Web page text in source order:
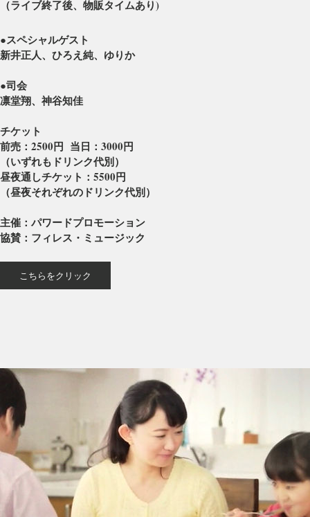
（ライブ終了後、物販タイムあり)
●スペシャルゲスト
新井正人、ひろえ純、ゆりか
●司会
凛堂翔、神谷知佳
チケット
前売：2500円 当日：3000円
（いずれもドリンク代別）
昼夜通しチケット：5500円
（昼夜それぞれのドリンク代別）
主催：パワードプロモーション
協賛：フィレス・ミュージック
こちらをクリック